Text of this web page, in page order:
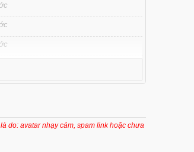
do: avatar nhạy cảm, spam link hoặc chưa